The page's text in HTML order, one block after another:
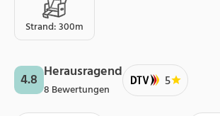
Strand: 300m
4.8 Herausragend
8 Bewertungen 5